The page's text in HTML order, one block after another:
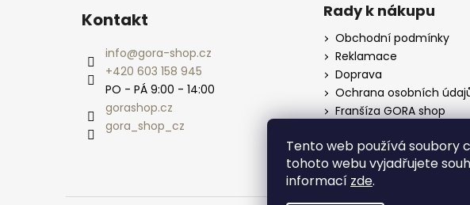
Tento web používá soubory
tohoto webu vyjadřujete
informací zde.
Kontakt
info@gora-shop.cz
+420 603 158 945
PO - PÁ 9:00 - 14:00
gorashop.cz
gora_shop_cz
Rady k nákupu
Obchodní podmínky
Reklamace
Doprava
Ochrana osobních
Franšíza GORA shop